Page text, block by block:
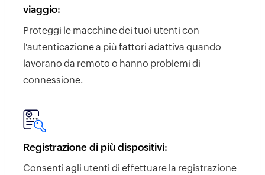
viaggio:
Proteggi le macchine dei tuoi utenti con
l'autenticazione a più fattori adattiva quando
lavorano da remoto o hanno problemi di
connessione.
Registrazione di più dispositivi:
Consenti agli utenti di effettuare la registrazione